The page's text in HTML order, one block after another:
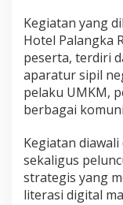
Kegiatan yang
Hotel Palangka
peserta, terdiri
aparatur sipil
pelaku UMKM,
berbagai
Kegiatan diawali
sekaligus
strategis yang
literasi digital